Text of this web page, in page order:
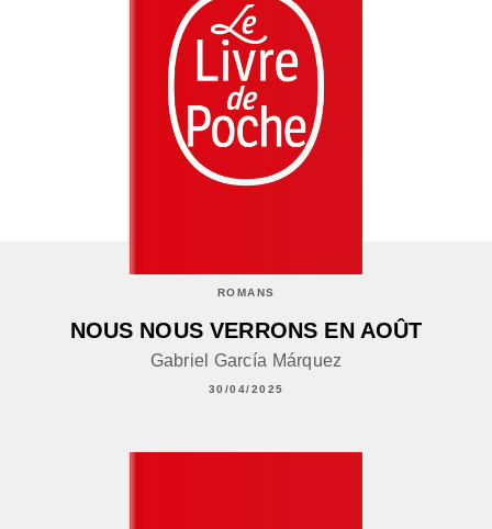
ROMANS
NOUS NOUS VERRONS EN AOÛT
Gabriel García Márquez
30/04/2025